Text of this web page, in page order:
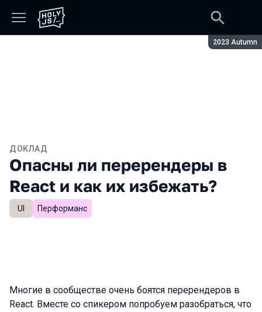
Сезон:
2023 Autumn
ДОКЛАД
Опасны ли перерендеры в
React и как их избежать?
UI Перформанс
Многие в сообществе очень боятся перерендеров в
React. Вместе со спикером попробуем разобраться, что